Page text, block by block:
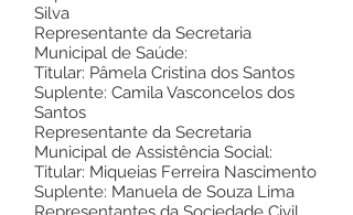
Silva
Representante da Secretaria
Municipal de Saúde:
Titular: Pâmela Cristina dos Santos
Suplente: Camila Vasconcelos dos
Santos
Representante da Secretaria
Municipal de Assistência Social:
Titular: Miqueias Ferreira Nascimento
Suplente: Manuela de Souza Lima